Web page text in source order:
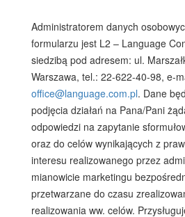
Administratorem danych
formularzu jest L2 – Language
siedzibą pod adresem: ul.
Warszawa, tel.: 22-622-40-98, e-
office@language.com.pl. Dane
podjęcia działań na Pana/Pani
odpowiedzi na zapytanie
oraz do celów wynikających z
interesu realizowanego przez
mianowicie marketingu
przetwarzane do czasu
realizowania ww. celów.